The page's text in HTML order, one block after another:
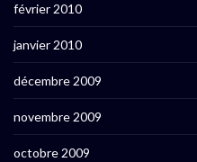
février 2010
janvier 2010
décembre 2009
novembre 2009
octobre 2009